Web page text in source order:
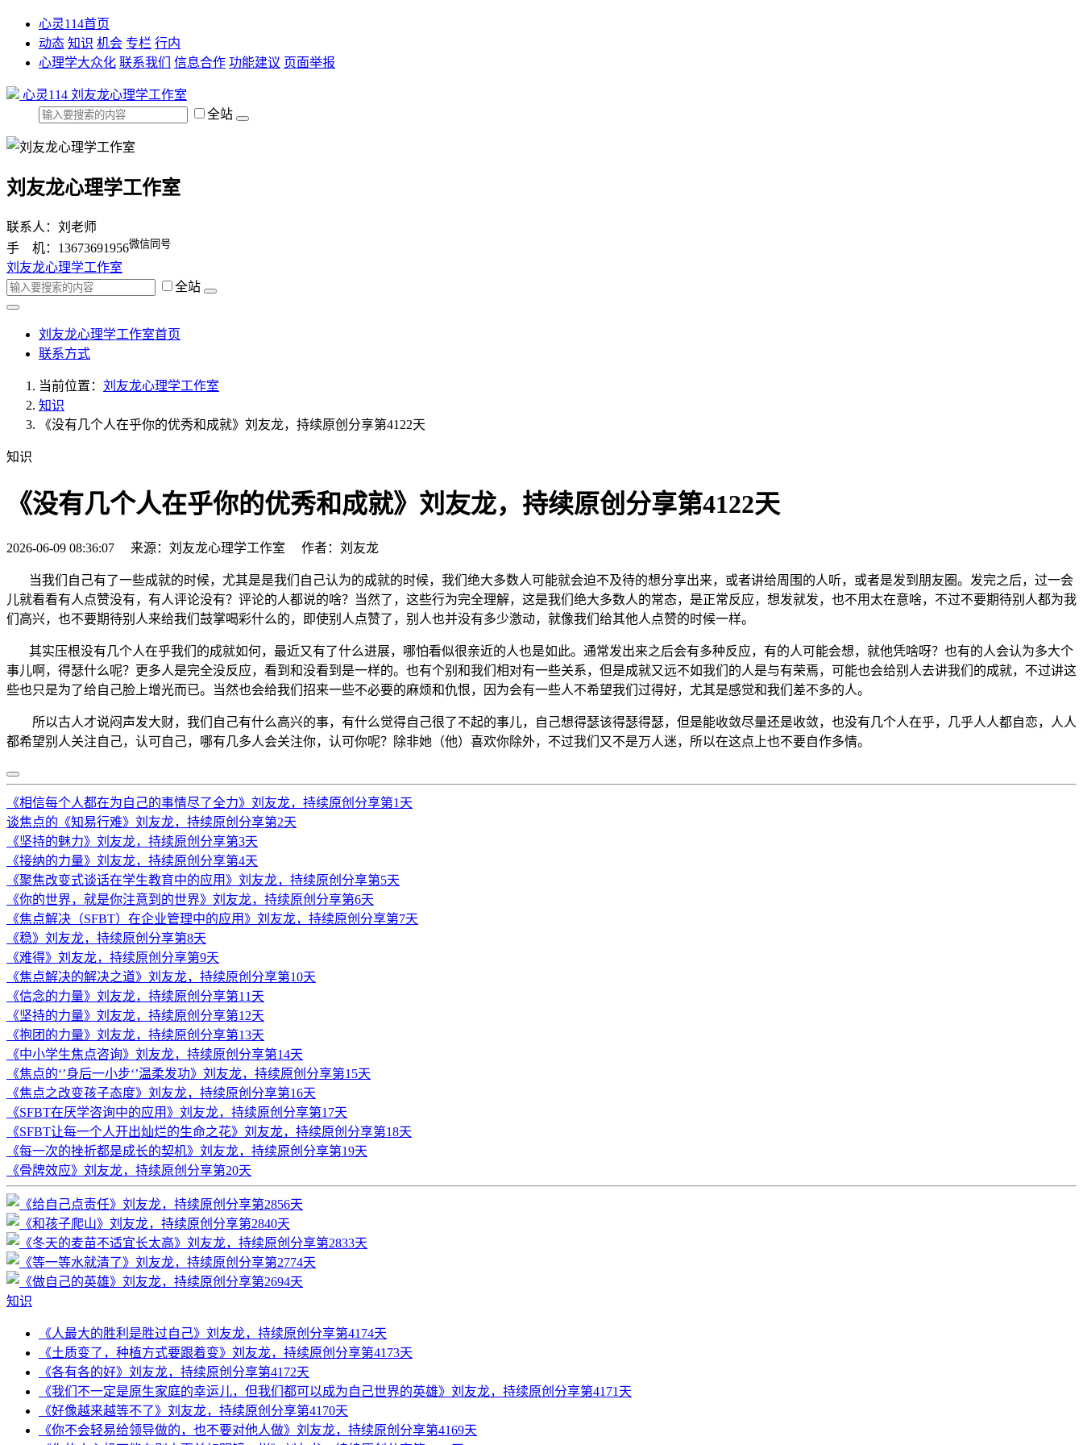
心灵114首页
动态 知识 机会 专栏 行内
心理学大众化 联系我们 信息合作 功能建议 页面举报
心灵114 刘友龙心理学工作室
全站
刘友龙心理学工作室
联系人：刘老师
手 机：13673691956微信同号
刘友龙心理学工作室
全站
刘友龙心理学工作室首页
联系方式
当前位置： 刘友龙心理学工作室
知识
《没有几个人在乎你的优秀和成就》刘友龙，持续原创分享第4122天
知识
《没有几个人在乎你的优秀和成就》刘友龙，持续原创分享第4122天
2026-06-09 08:36:07 来源：刘友龙心理学工作室 作者：刘友龙
当我们自己有了一些成就的时候，尤其是是我们自己认为的成就的时候，我们绝大多数人可能就会迫不及待的想分享出来，或者讲给周围的人听，或者是发到朋友圈。发完之后，过一会
儿就看看有人点赞没有，有人评论没有？评论的人都说的啥？当然了，这些行为完全理解，这是我们绝大多数人的常态，是正常反应，想发就发，也不用太在意啥，不过不要期待别人都为我
们高兴，也不要期待别人来给我们鼓掌喝彩什么的，即使别人点赞了，别人也并没有多少激动，就像我们给其他人点赞的时候一样。
其实压根没有几个人在乎我们的成就如何，最近又有了什么进展，哪怕看似很亲近的人也是如此。通常发出来之后会有多种反应，有的人可能会想，就他凭啥呀？也有的人会认为多大个
事儿啊，得瑟什么呢？更多人是完全没反应，看到和没看到是一样的。也有个别和我们相对有一些关系，但是成就又远不如我们的人是与有荣焉，可能也会给别人去讲我们的成就，不过讲这
些也只是为了给自己脸上增光而已。当然也会给我们招来一些不必要的麻烦和仇恨，因为会有一些人不希望我们过得好，尤其是感觉和我们差不多的人。
所以古人才说闷声发大财，我们自己有什么高兴的事，有什么觉得自己很了不起的事儿，自己想得瑟该得瑟得瑟，但是能收敛尽量还是收敛，也没有几个人在乎，几乎人人都自恋，人人
都希望别人关注自己，认可自己，哪有几多人会关注你，认可你呢？除非她（他）喜欢你除外，不过我们又不是万人迷，所以在这点上也不要自作多情。
《相信每个人都在为自己的事情尽了全力》刘友龙，持续原创分享第1天
谈焦点的《知易行难》刘友龙，持续原创分享第2天
《坚持的魅力》刘友龙，持续原创分享第3天
《接纳的力量》刘友龙，持续原创分享第4天
《聚焦改变式谈话在学生教育中的应用》刘友龙，持续原创分享第5天
《你的世界，就是你注意到的世界》刘友龙，持续原创分享第6天
《焦点解决（SFBT）在企业管理中的应用》刘友龙，持续原创分享第7天
《稳》刘友龙，持续原创分享第8天
《难得》刘友龙，持续原创分享第9天
《焦点解决的解决之道》刘友龙，持续原创分享第10天
《信念的力量》刘友龙，持续原创分享第11天
《坚持的力量》刘友龙，持续原创分享第12天
《抱团的力量》刘友龙，持续原创分享第13天
《中小学生焦点咨询》刘友龙，持续原创分享第14天
《焦点的‘’身后一小步‘’温柔发功》刘友龙，持续原创分享第15天
《焦点之改变孩子态度》刘友龙，持续原创分享第16天
《SFBT在厌学咨询中的应用》刘友龙，持续原创分享第17天
《SFBT让每一个人开出灿烂的生命之花》刘友龙，持续原创分享第18天
《每一次的挫折都是成长的契机》刘友龙，持续原创分享第19天
《骨牌效应》刘友龙，持续原创分享第20天
知识
《人最大的胜利是胜过自己》刘友龙，持续原创分享第4174天
《土质变了，种植方式要跟着变》刘友龙，持续原创分享第4173天
《各有各的好》刘友龙，持续原创分享第4172天
《我们不一定是原生家庭的幸运儿，但我们都可以成为自己世界的英雄》刘友龙，持续原创分享第4171天
《好像越来越等不了》刘友龙，持续原创分享第4170天
《你不会轻易给领导做的，也不要对他人做》刘友龙，持续原创分享第4169天